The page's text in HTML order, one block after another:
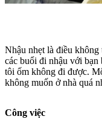
Nhậu nhẹt là điều không
các buổi đi nhậu với
tôi ốm không đi được.
không muốn ở nhà quá
Công việc